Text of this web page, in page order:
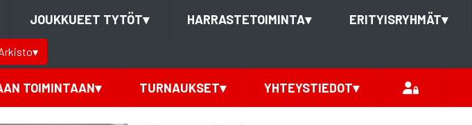
JOUKKUEET TYTÖT▾ HARRASTETOIMINTA▾ ERITYISRYHMÄT▾
▾
TOIMINTAAN▾ TURNAUKSET▾ YHTEYSTIEDOT▾